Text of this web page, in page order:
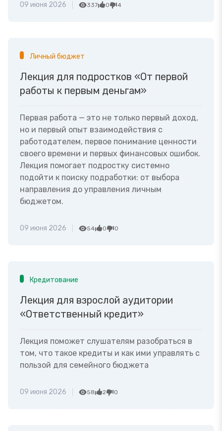
09 июня 2026 337 0 4
Личный бюджет
Лекция для подростков «От первой
работы к первым деньгам»
Первая работа — это не только первый доход,
но и первый опыт взаимодействия с
работодателем, первое понимание ценности
своего времени и первых финансовых ошибок.
Лекция помогает подростку системно
подойти к поиску подработки: от выбора
направления до управления личным
бюджетом.
09 июня 2026 54 0 0
Кредитование
Лекция для взрослой аудитории
«Ответственный кредит»
Лекция поможет слушателям разобраться в
том, что такое кредиты и как ими управлять с
пользой для семейного бюджета
09 июня 2026 58 2 0